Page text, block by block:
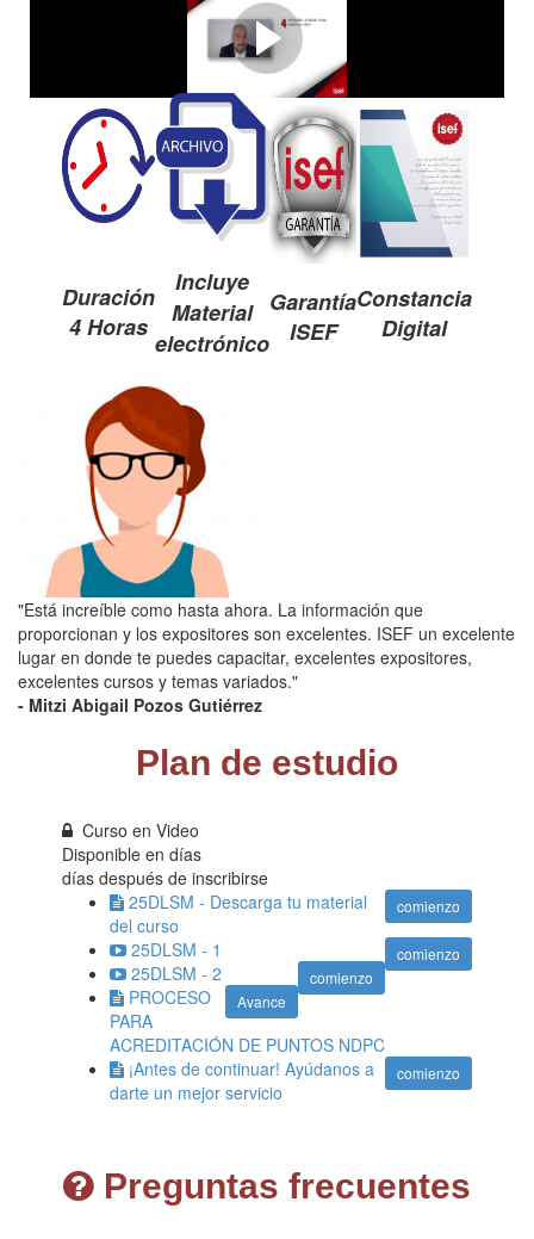
Aumenta tu productividad -
Velocidades 1,5x y 2x
Duración
4 Horas
Incluye
Material
electrónico
Garantía
ISEF
Constancia
Digital
"Está increíble como hasta ahora. La información que
proporcionan y los expositores son excelentes. ISEF un excelente
lugar en donde te puedes capacitar, excelentes expositores,
excelentes cursos y temas variados."
- Mitzi Abigail Pozos Gutiérrez
Plan de estudio
Curso en Video
Disponible endías
días después de inscribirse
comienzo
25DLSM - Descarga tu material
del curso
comienzo
25DLSM - 1
comienzo
25DLSM - 2
Avance
PROCESO
PARA
ACREDITACIÓN DE PUNTOS NDPC
comienzo
¡Antes de continuar! Ayúdanos a
darte un mejor servicio
Preguntas frecuentes